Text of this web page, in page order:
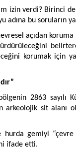
izin verdi? Birinci
bu soruların
açıdan
korumak
2863 sayılı
arkeolojik sit alanı
hurda gemiyi
ifade etti.